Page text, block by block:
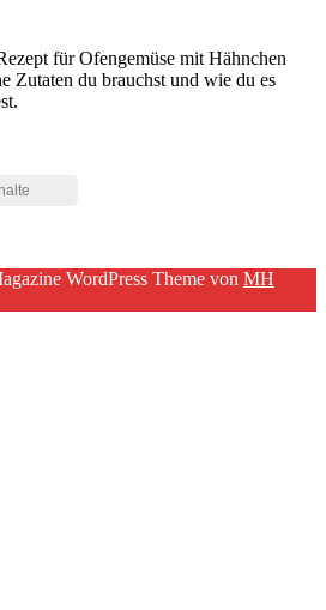
für Ofengemüse mit Hähnchen
Zutaten du brauchst und wie du es
WordPress Theme von MH